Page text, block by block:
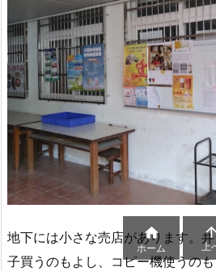
地下には小さな売店があります。
子買うのもよし、コピー機使うのも

ホーム 上